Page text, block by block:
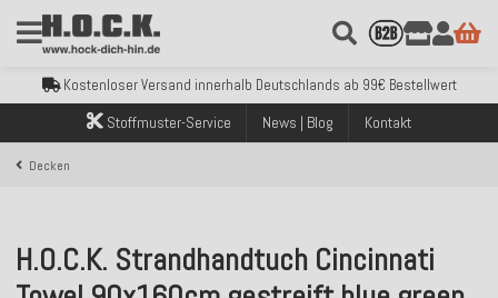
Kostenloser Versand innerhalb Deutschlands ab 99€ Bestellwert
Über 120.000 erfolgreich versendete Bestellungen
Kostenloser Versand innerhalb Deutschlands ab 99€ Bestellwert
Über 120.000 erfolgreich versendete Bestellungen
Sicher bezahlen mit Klarna, PayPal & Amazon Pay
Kostenloser Versand innerhalb Deutschlands ab 99€ Bestellwert
Stoffmuster-Service News | Blog Kontakt
Decken
H.O.C.K. Strandhandtuch Cincinnati